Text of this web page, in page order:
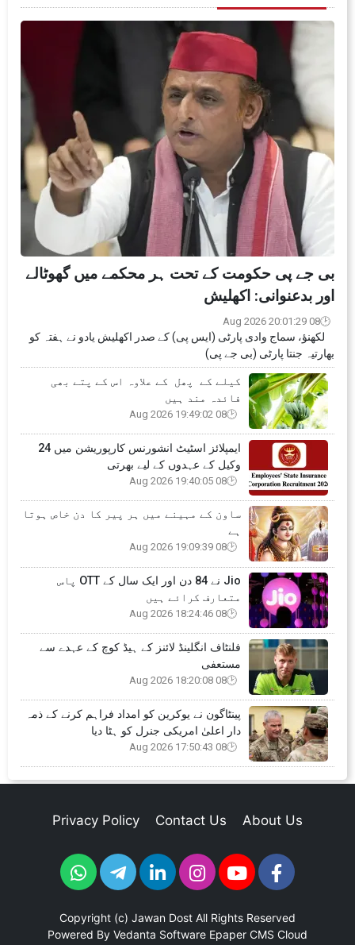
بی جے پی حکومت کے تحت ہر محکمے میں گھوٹالے
اور بدعنوانی: اکھلیش
08 Aug 2026 20:01:29
لکھنؤ، سماج وادی پارٹی (ایس پی) کے صدر اکھلیش یادو نے ہفتہ کو
بھارتیہ جنتا پارٹی (بی جے پی)
کیلے کے پھل کے علاوہ اس کے پتے بھی
فائدہ مند ہیں
08 Aug 2026 19:49:02
ایمپلائز اسٹیٹ انشورنس کارپوریشن میں 24
وکیل کے عہدوں کے لیے بھرتی
08 Aug 2026 19:40:05
ساون کے مہینے میں ہر پیر کا دن خاص ہوتا
ہے
08 Aug 2026 19:09:39
Jio نے 84 دن اور ایک سال کے OTT پاس
متعارف کرائے ہیں
08 Aug 2026 18:24:46
فلنٹاف انگلینڈ لائنز کے ہیڈ کوچ کے عہدے سے
مستعفی
08 Aug 2026 18:20:08
پینٹاگون نے یوکرین کو امداد فراہم کرنے کے ذمہ
دار اعلیٰ امریکی جنرل کو ہٹا دیا
08 Aug 2026 17:50:43
About Us
Contact Us
Privacy Policy
Copyright (c) Jawan Dost All Rights Reserved
Powered By Vedanta Software Epaper CMS Cloud